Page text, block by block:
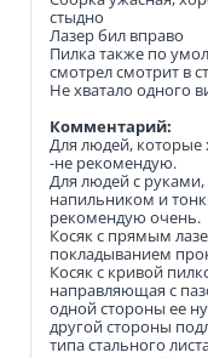
стыдно
Лазер бил вправо
Пилка также по
смотрел смотрит в
Не хватало одного
Комментарий:
Для людей, которые
-не рекомендую.
Для людей с
напильником и
рекомендую очень.
Косяк с прямым
покладыванием
Косяк с кривой
направляющая с
одной стороны ее
другой стороны
типа стального